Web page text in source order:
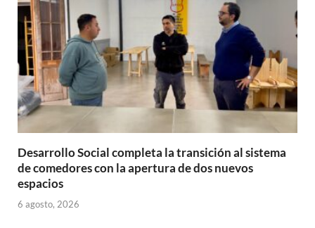
Desarrollo Social completa la transición al sistema
de comedores con la apertura de dos nuevos
espacios
6 agosto, 2026